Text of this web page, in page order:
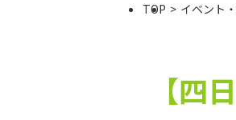
TOP イベント
【四